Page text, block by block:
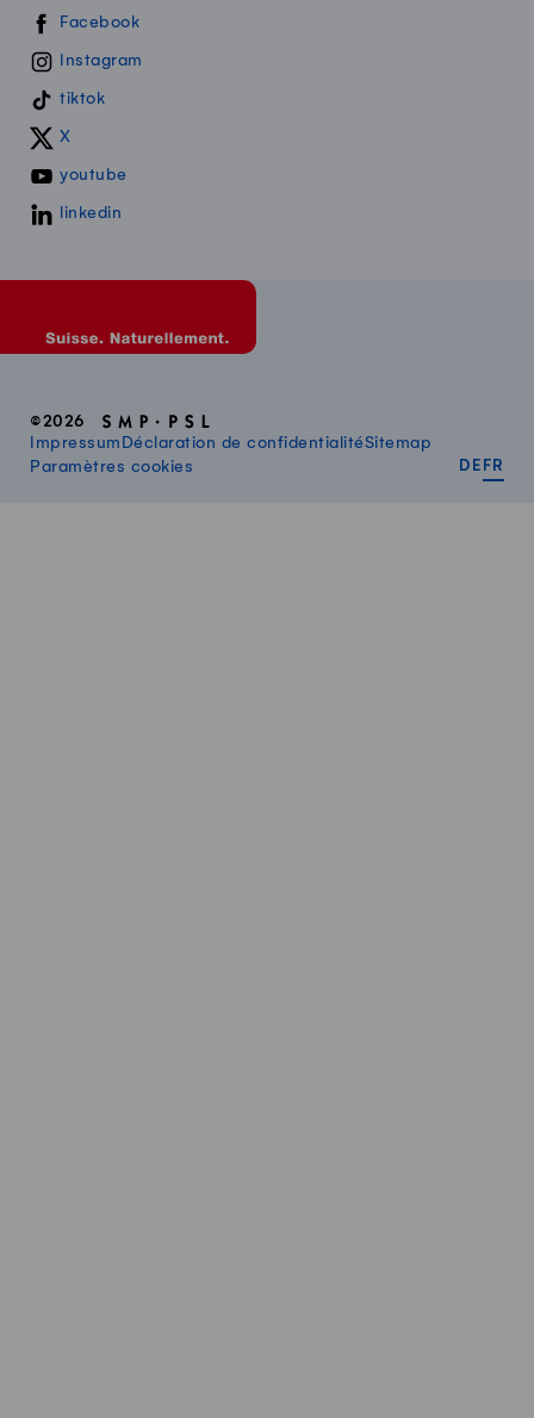
Swissmilk sur les réseaux sociaux
Facebook
Instagram
tiktok
X
youtube
linkedin
©2026
Impressum Déclaration de confidentialitéSitemap
Paramètres cookies
DE FR